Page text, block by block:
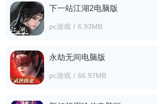
下一站江湖2电脑版
pc游戏 / 6.93MB
永劫无间电脑版
pc游戏 / 66.97MB